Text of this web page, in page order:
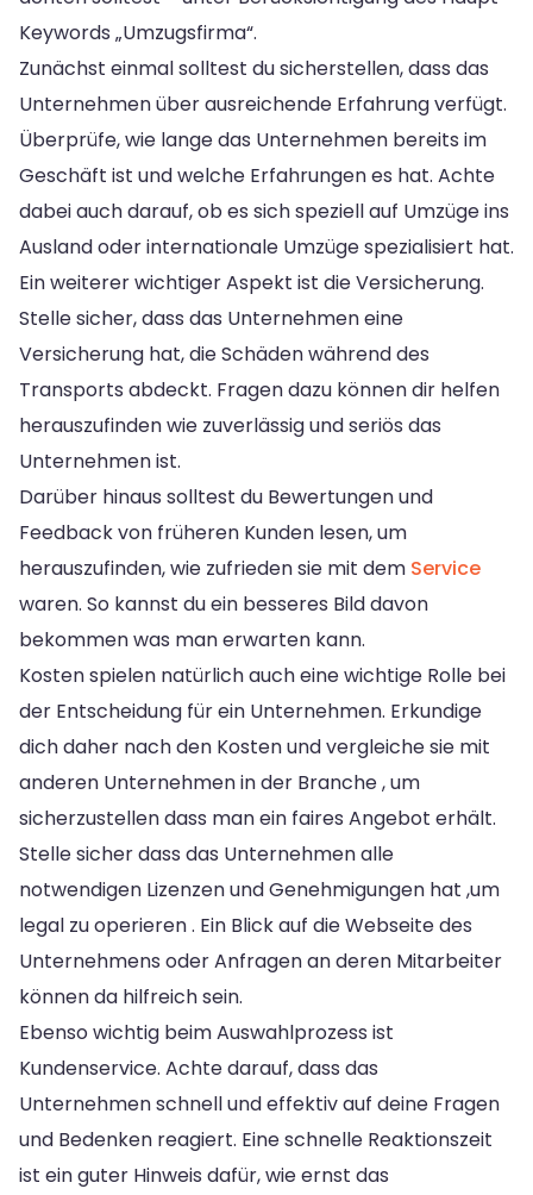
Keywords „Umzugsfirma“.
Zunächst einmal solltest du sicherstellen, dass das
Unternehmen über ausreichende Erfahrung verfügt.
Überprüfe, wie lange das Unternehmen bereits im
Geschäft ist und welche Erfahrungen es hat. Achte
dabei auch darauf, ob es sich speziell auf Umzüge ins
Ausland oder internationale Umzüge spezialisiert hat.
Ein weiterer wichtiger Aspekt ist die Versicherung.
Stelle sicher, dass das Unternehmen eine
Versicherung hat, die Schäden während des
Transports abdeckt. Fragen dazu können dir helfen
herauszufinden wie zuverlässig und seriös das
Unternehmen ist.
Darüber hinaus solltest du Bewertungen und
Feedback von früheren Kunden lesen, um
herauszufinden, wie zufrieden sie mit dem Service
waren. So kannst du ein besseres Bild davon
bekommen was man erwarten kann.
Kosten spielen natürlich auch eine wichtige Rolle bei
der Entscheidung für ein Unternehmen. Erkundige
dich daher nach den Kosten und vergleiche sie mit
anderen Unternehmen in der Branche , um
sicherzustellen dass man ein faires Angebot erhält.
Stelle sicher dass das Unternehmen alle
notwendigen Lizenzen und Genehmigungen hat ,um
legal zu operieren . Ein Blick auf die Webseite des
Unternehmens oder Anfragen an deren Mitarbeiter
können da hilfreich sein.
Ebenso wichtig beim Auswahlprozess ist
Kundenservice. Achte darauf, dass das
Unternehmen schnell und effektiv auf deine Fragen
und Bedenken reagiert. Eine schnelle Reaktionszeit
ist ein guter Hinweis dafür, wie ernst das